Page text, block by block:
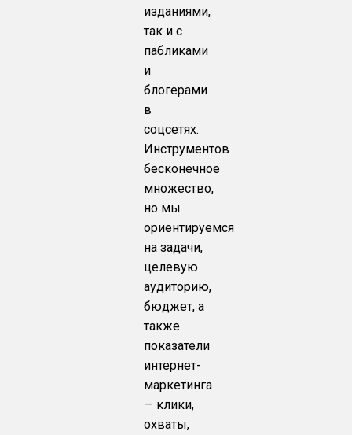
изданиями,
так и с
пабликами
и
блогерами
в
соцсетях.
Инструментов
бесконечное
множество,
но мы
ориентируемся
на задачи,
целевую
аудиторию,
бюджет, а
также
показатели
интернет-
маркетинга
— клики,
охваты,